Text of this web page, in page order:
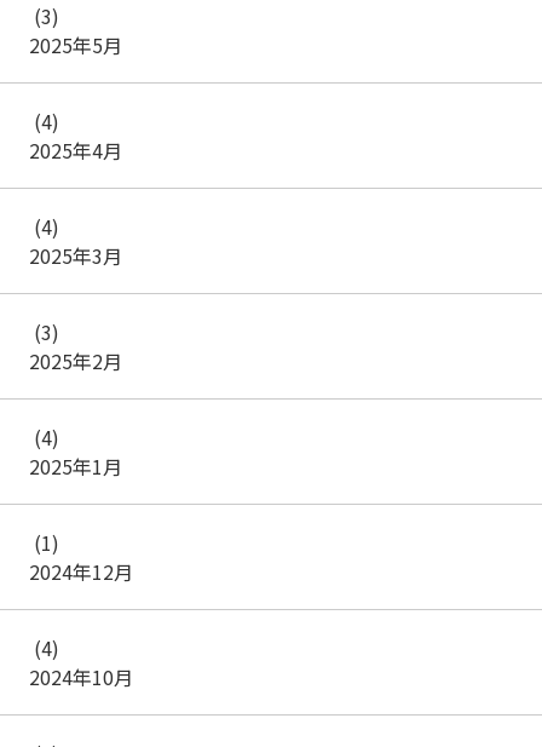
2025年5月
(3)
2025年4月
(4)
2025年3月
(4)
2025年2月
(3)
2025年1月
(4)
2024年12月
(1)
2024年10月
(4)